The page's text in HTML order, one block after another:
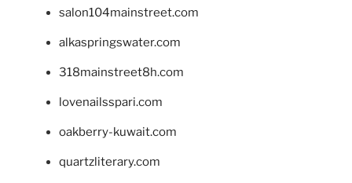
salon104mainstreet.com
alkaspringswater.com
318mainstreet8h.com
lovenailsspari.com
oakberry-kuwait.com
quartzliterary.com